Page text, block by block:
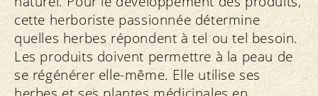
cette herboriste passionnée détermine
quelles herbes répondent à tel ou tel besoin.
Les produits doivent permettre à la peau de
se régénérer elle-même. Elle utilise ses